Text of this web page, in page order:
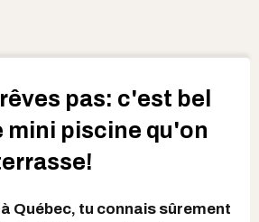
pas: c'est bel
mini piscine qu'on
Québec, tu connais sûrement